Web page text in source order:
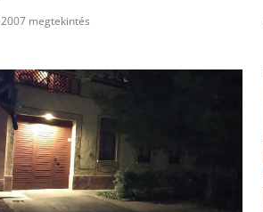
2007 megtekintés